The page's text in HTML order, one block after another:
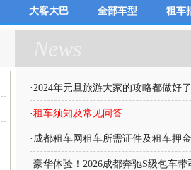
大客大巴 全部车型 租车
·2024年元旦旅游大家的攻略都做好
·租车须知及常见问答
· 成都租车网租车所需证件及租车押
·豪华体验！2026成都奔驰S级包车